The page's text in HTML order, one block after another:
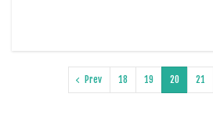
Prev 18 19 20 21